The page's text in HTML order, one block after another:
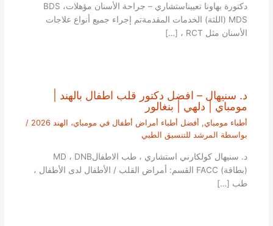
دكتورة بهاونا تعييناستشاري – جراحة الأسنان مؤهلاتBDS ،
MDS (اللثة) الخدمات المقدمةتم إجراء جميع أنواع علاجات
الأسنان مثل RCT ، […]
د. سنيهال – افضل دكتور قلب اطفال بالهند |
مومباي | دلهي | بنغالور
أطباء مومباي, أفضل أطباء أمراض أطفال في مومباي، الهند 2026
/
بواسطة المرشد للتنسيق الطبي
د. سنيهال كولكارني استشاري ، طب الاطفالMD ، DNB
(بطاقة) FACC القسم: أمراض القلب / الأطفال لدى الأطفال ،
طب […]